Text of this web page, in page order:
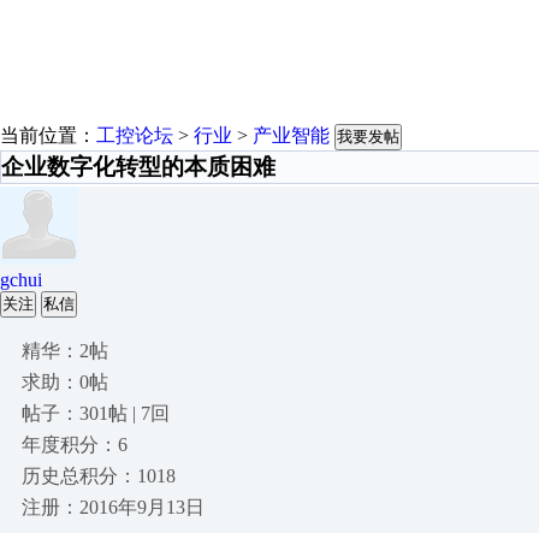
当前位置： 工控论坛 > 行业 > 产业智能 我要发帖
企业数字化转型的本质困难
gchui
关注 私信
精华：2帖
求助：0帖
帖子：301帖 | 7回
年度积分：6
历史总积分：1018
注册：2016年9月13日